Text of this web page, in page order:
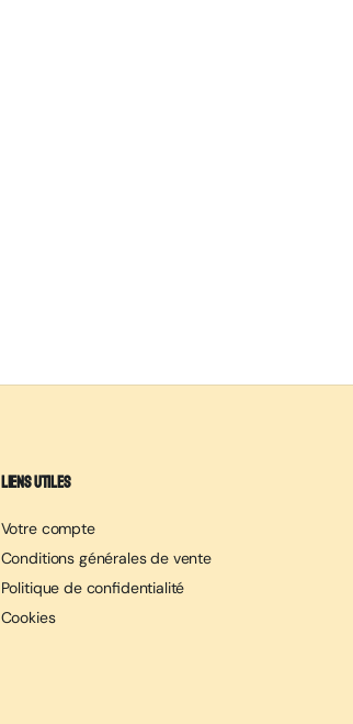
Liens utiles
Votre compte
Conditions générales de vente
Politique de confidentialité
Cookies